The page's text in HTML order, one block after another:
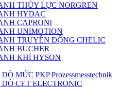
THỦY LỰC NORGREN
HYDAC
CAPRONI
UNIMOTION
TRUYỀN ĐỘNG CHELIC
BUCHER
KHÍ HYSON
MỨC PKP Prozessmesstechnik
CET ELECTRONIC